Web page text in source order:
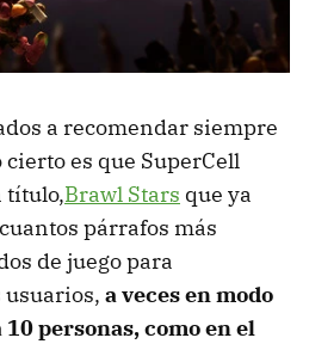
a recomendar siempre
cierto es que SuperCell
título,Brawl Stars que ya
párrafos más
de juego para
a veces en modo
personas, como en el